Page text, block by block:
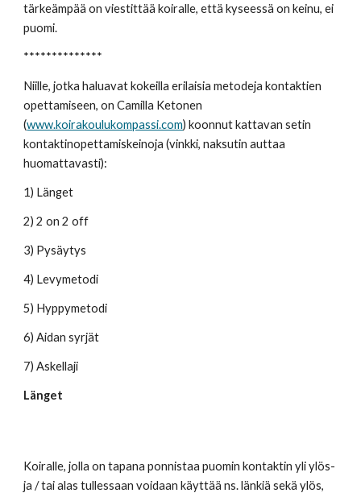
tärkeämpää on viestittää koiralle, että kyseessä on keinu, ei
puomi.
**************
Niille, jotka haluavat kokeilla erilaisia metodeja kontaktien
opettamiseen, on Camilla Ketonen
(www.koirakoulukompassi.com) koonnut kattavan setin
kontaktinopettamiskeinoja (vinkki, naksutin auttaa
huomattavasti):
1) Länget
2) 2 on 2 off
3) Pysäytys
4) Levymetodi
5) Hyppymetodi
6) Aidan syrjät
7) Askellaji
Länget
Koiralle, jolla on tapana ponnistaa puomin kontaktin yli ylös-
ja / tai alas tullessaan voidaan käyttää ns. länkiä sekä ylös,